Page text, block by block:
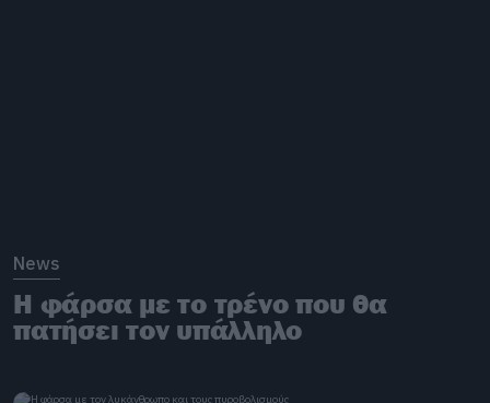
News
Η φάρσα με το τρένο που θα
πατήσει τον υπάλληλο